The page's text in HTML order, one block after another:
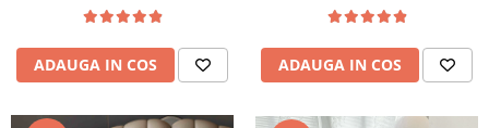
ADAUGA IN COS ADAUGA IN COS